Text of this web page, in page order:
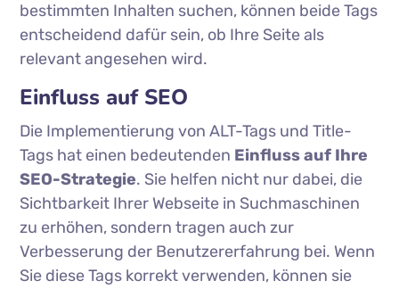
bestimmten Inhalten suchen, können beide Tags
entscheidend dafür sein, ob Ihre Seite als
relevant angesehen wird.
Einfluss auf SEO
Die Implementierung von ALT-Tags und Title-
Tags hat einen bedeutenden Einfluss auf Ihre
SEO-Strategie. Sie helfen nicht nur dabei, die
Sichtbarkeit Ihrer Webseite in Suchmaschinen
zu erhöhen, sondern tragen auch zur
Verbesserung der Benutzererfahrung bei. Wenn
Sie diese Tags korrekt verwenden, können sie